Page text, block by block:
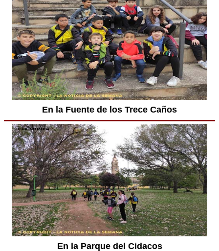
En la Fuente de los Trece Caños
En la Parque del Cidacos